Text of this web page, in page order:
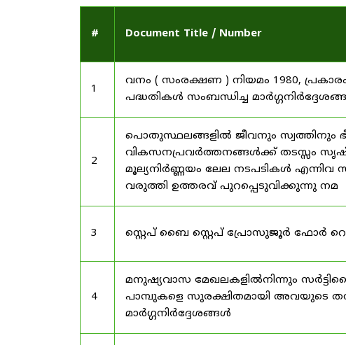
# Document Title / Number
1
വനം ( സംരക്ഷണ ) നിയമം 1980,
പദ്ധതികൾ സംബന്ധിച്ച
2
പൊതുസ്ഥലങ്ങളിൽ ജീവനും സ്വത്തിനും
വികസനപ്രവർത്തനങ്ങൾക്ക് തടസ്സം
മൂല്യനിർണ്ണയം ലേല നടപടികൾ എന്നിവ
വരുത്തി ഉത്തരവ് പുറപ്പെടുവിക്കുന്നു നമ
3 സ്റ്റെപ് ബൈ സ്റ്റെപ് പ്രോസുജൂർ ഫോർ
4
മനുഷ്യവാസ മേഖലകളിൽനിന്നും
പാമ്പുകളെ സുരക്ഷിതമായി അവയുടെ
മാർഗ്ഗനിർദ്ദേശങ്ങൾ